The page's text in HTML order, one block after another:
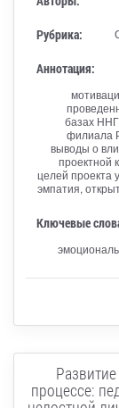
Рубрика:
Аннотация:
базах
филиала
выводы о
проектной
целей проекта
эмпатия,
Ключевые
процессе: